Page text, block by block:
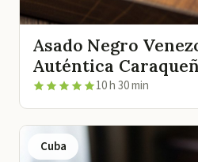
Asado Negro
Auténtica
10 h 30 min
Cuba